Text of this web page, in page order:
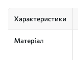
Характеристики
Матеріал